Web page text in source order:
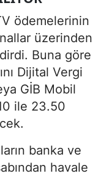
ödemelerinin
üzerinden
Buna göre
Dijital Vergi
GİB Mobil
ile 23.50
banka ve
havale